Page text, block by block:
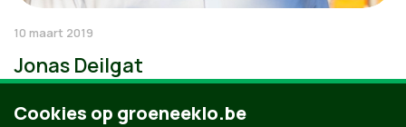
10 maart 2019
Jonas Deilgat
Cookies op groeneeklo.be